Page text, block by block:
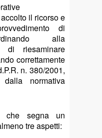
il ricorso e
di
alla
di riesaminare
correttamente
n. 380/2001,
normativa
che segna un
tre aspetti: